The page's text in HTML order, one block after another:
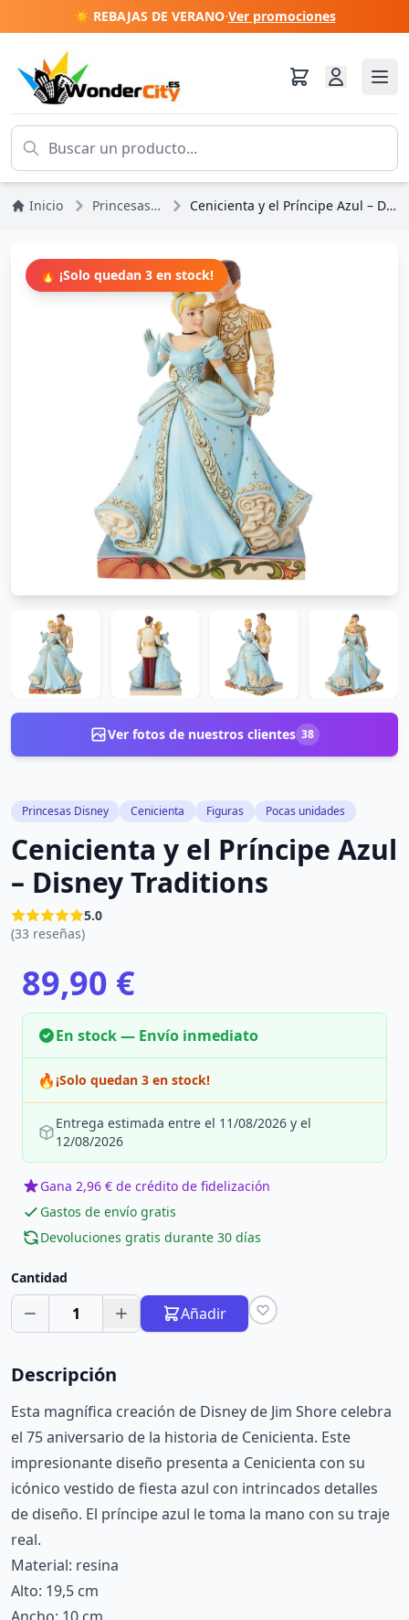
☀️ REBAJAS DE VERANO·Ver promociones
Inicio Princesas Disney Cenicienta y el Príncipe Azul – Disney Traditions
🔥 ¡Solo quedan 3 en stock!
Ver fotos de nuestros clientes 38
Princesas Disney Cenicienta Figuras Pocas unidades
Cenicienta y el Príncipe Azul
– Disney Traditions
5.0
(33 reseñas)
89,90 €
En stock — Envío inmediato
🔥¡Solo quedan 3 en stock!
Entrega estimada entre el 11/08/2026 y el
12/08/2026
Gana 2,96 € de crédito de fidelización
Gastos de envío gratis
Devoluciones gratis durante 30 días
Cantidad
1 Añadir
Descripción
Esta magnífica creación de Disney de Jim Shore celebra
el 75 aniversario de la historia de Cenicienta. Este
impresionante diseño presenta a Cenicienta con su
icónico vestido de fiesta azul con intrincados detalles
de diseño. El príncipe azul le toma la mano con su traje
real.
Material: resina
Alto: 19,5 cm